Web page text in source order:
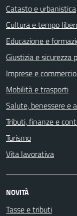
Catasto e urbanistica
Cultura e tempo
Educazione e
Giustizia e sicurezza
Imprese e commercio
Mobilità e trasporti
Salute, benessere e
Tributi, finanze e
Turismo
Vita lavorativa
NOVITÀ
Tasse e tributi